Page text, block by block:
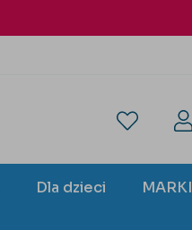
Dla dzieci MARKI